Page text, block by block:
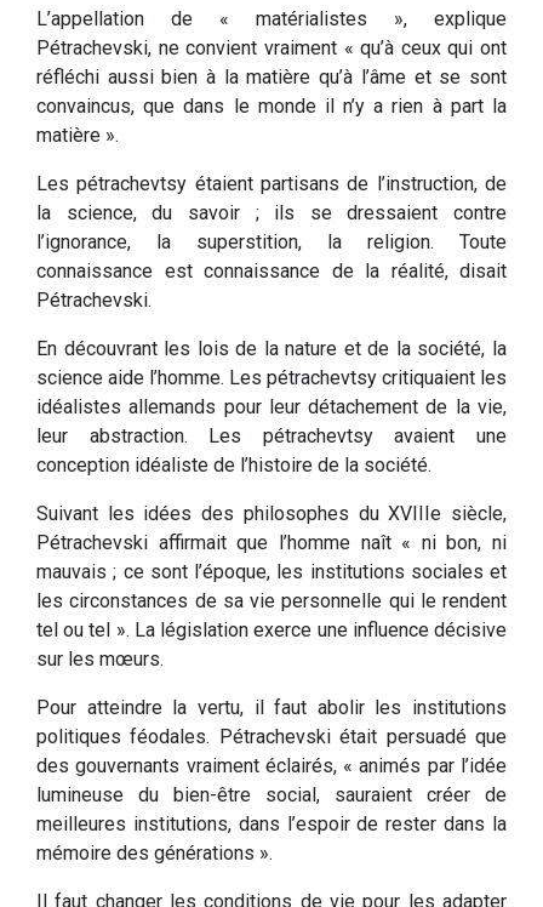
L’appellation de « matérialistes », explique
Pétrachevski, ne convient vraiment « qu’à ceux qui ont
réfléchi aussi bien à la matière qu’à l’âme et se sont
convaincus, que dans le monde il n’y a rien à part la
matière ».
Les pétrachevtsy étaient partisans de l’instruction, de
la science, du savoir ; ils se dressaient contre
l’ignorance, la superstition, la religion. Toute
connaissance est connaissance de la réalité, disait
Pétrachevski.
En découvrant les lois de la nature et de la société, la
science aide l’homme. Les pétrachevtsy critiquaient les
idéalistes allemands pour leur détachement de la vie,
leur abstraction. Les pétrachevtsy avaient une
conception idéaliste de l’histoire de la société.
Suivant les idées des philosophes du XVIIIe siècle,
Pétrachevski affirmait que l’homme naît « ni bon, ni
mauvais ; ce sont l’époque, les institutions sociales et
les circonstances de sa vie personnelle qui le rendent
tel ou tel ». La législation exerce une influence décisive
sur les mœurs.
Pour atteindre la vertu, il faut abolir les institutions
politiques féodales. Pétrachevski était persuadé que
des gouvernants vraiment éclairés, « animés par l’idée
lumineuse du bien-être social, sauraient créer de
meilleures institutions, dans l’espoir de rester dans la
mémoire des générations ».
Il faut changer les conditions de vie pour les adapter